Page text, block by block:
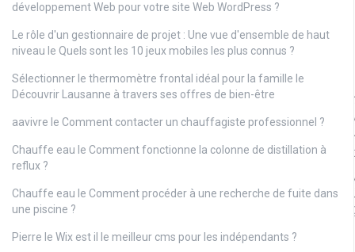
développement Web pour votre site Web WordPress ?
Le rôle d'un gestionnaire de projet : Une vue d'ensemble de haut
niveau le Quels sont les 10 jeux mobiles les plus connus ?
Sélectionner le thermomètre frontal idéal pour la famille le
Découvrir Lausanne à travers ses offres de bien-être
aavivre le Comment contacter un chauffagiste professionnel ?
Chauffe eau le Comment fonctionne la colonne de distillation à
reflux ?
Chauffe eau le Comment procéder à une recherche de fuite dans
une piscine ?
Pierre le Wix est il le meilleur cms pour les indépendants ?